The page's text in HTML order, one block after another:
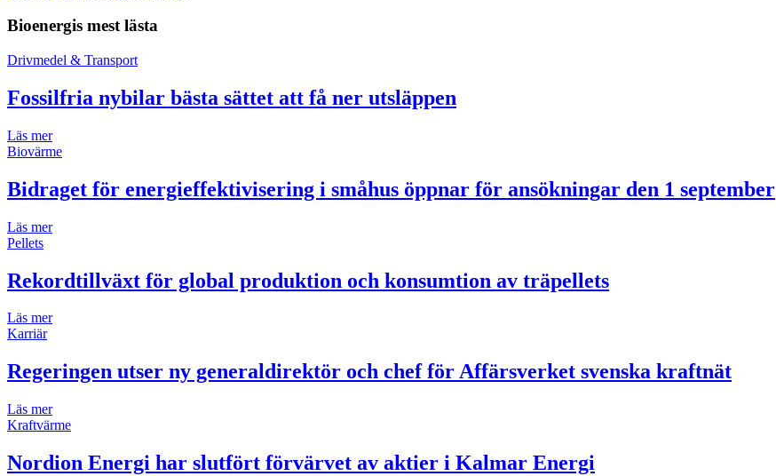
Bioenergis mest lästa
Drivmedel & Transport
Fossilfria nybilar bästa sättet att få ner utsläppen
Läs mer
Biovärme
Bidraget för energieffektivisering i småhus öppnar för ansökningar den 1 september
Läs mer
Pellets
Rekordtillväxt för global produktion och konsumtion av träpellets
Läs mer
Karriär
Regeringen utser ny generaldirektör och chef för Affärsverket svenska kraftnät
Läs mer
Kraftvärme
Nordion Energi har slutfört förvärvet av aktier i Kalmar Energi